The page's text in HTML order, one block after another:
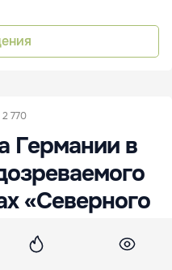
2 770
Германии в
«Северного